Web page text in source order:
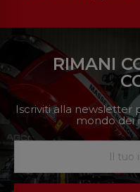
RIMANI
Iscriviti alla newsletter
mondo dei